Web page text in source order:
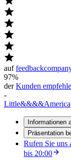
auf
97%
derKunden
-
Little&&&&America
Informationen
Präsentation
Rufen Sie uns
bis 20:00